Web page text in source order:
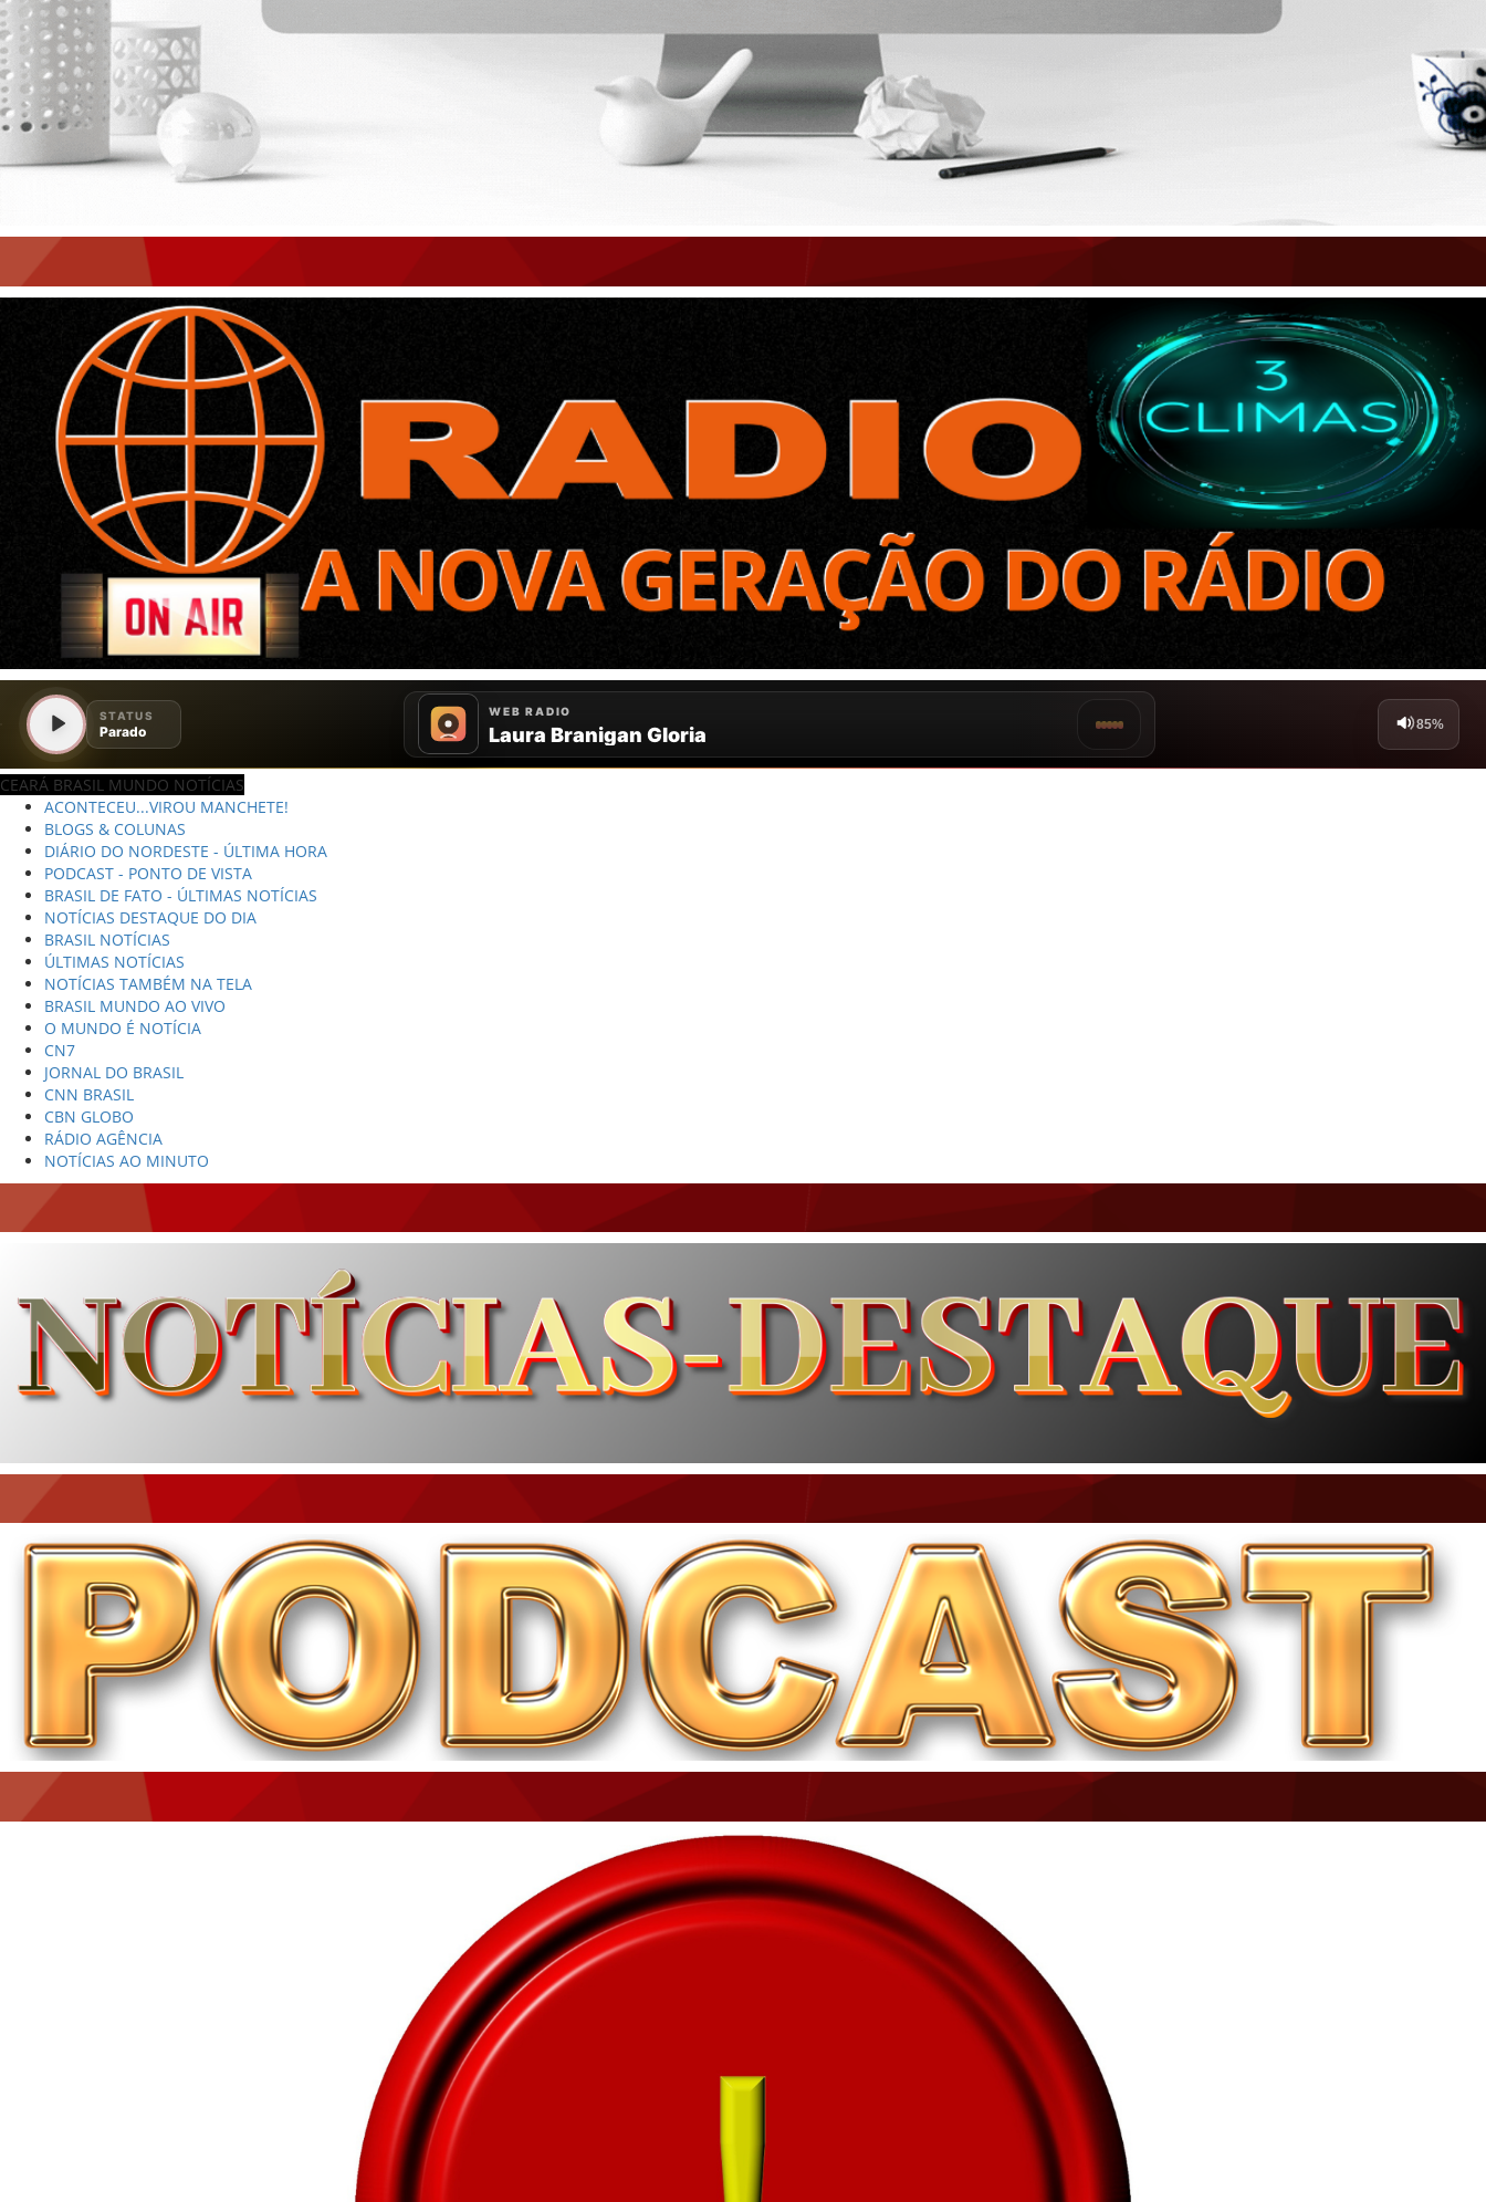
CEARÁ BRASIL MUNDO NOTÍCIAS
ACONTECEU...VIROU MANCHETE!
BLOGS & COLUNAS
DIÁRIO DO NORDESTE - ÚLTIMA HORA
PODCAST - PONTO DE VISTA
BRASIL DE FATO - ÚLTIMAS NOTÍCIAS
NOTÍCIAS DESTAQUE DO DIA
BRASIL NOTÍCIAS
ÚLTIMAS NOTÍCIAS
NOTÍCIAS TAMBÉM NA TELA
BRASIL MUNDO AO VIVO
O MUNDO É NOTÍCIA
CN7
JORNAL DO BRASIL
CNN BRASIL
CBN GLOBO
RÁDIO AGÊNCIA
NOTÍCIAS AO MINUTO